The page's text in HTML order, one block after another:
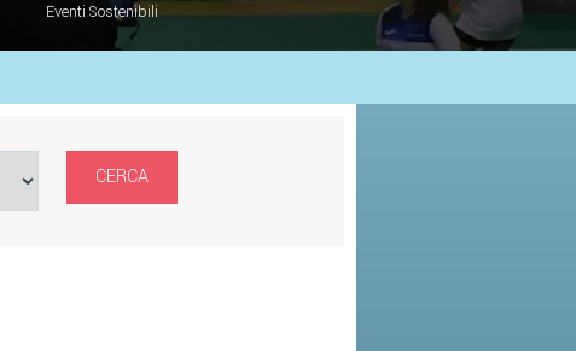
Eventi Sostenibili
CERCA